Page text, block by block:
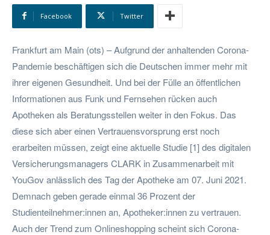
Facebook Twitter
Frankfurt am Main (ots) – Aufgrund der anhaltenden Corona-
Pandemie beschäftigen sich die Deutschen immer mehr mit
ihrer eigenen Gesundheit. Und bei der Fülle an öffentlichen
Informationen aus Funk und Fernsehen rücken auch
Apotheken als Beratungsstellen weiter in den Fokus. Das
diese sich aber einen Vertrauensvorsprung erst noch
erarbeiten müssen, zeigt eine aktuelle Studie [1] des digitalen
Versicherungsmanagers CLARK in Zusammenarbeit mit
YouGov anlässlich des Tag der Apotheke am 07. Juni 2021.
Demnach geben gerade einmal 36 Prozent der
Studienteilnehmer:innen an, Apotheker:innen zu vertrauen.
Auch der Trend zum Onlineshopping scheint sich Corona-